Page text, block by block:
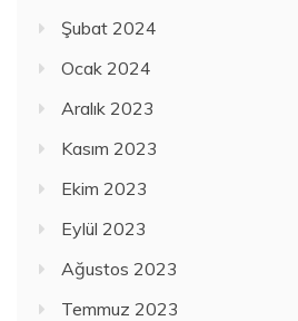
Şubat 2024
Ocak 2024
Aralık 2023
Kasım 2023
Ekim 2023
Eylül 2023
Ağustos 2023
Temmuz 2023